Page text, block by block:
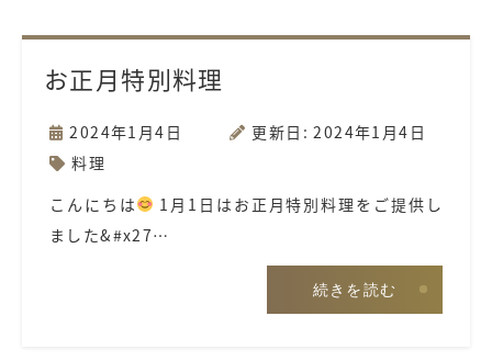
お正月特別料理
2024年1月4日
更新日: 2024年1月4日
料理
こんにちは
1月1日はお正月特別料理をご提供し
ました&#x27…
続きを読む